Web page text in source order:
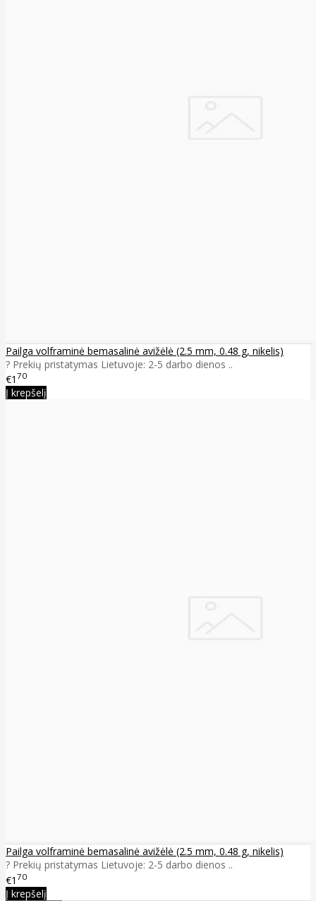
Pailga volframinė bemasalinė avižėlė (2.5 mm, 0.48 g, nikelis)
? Prekių pristatymas Lietuvoje: 2-5 darbo dienos ..
€1 70
Į krepšelį
Pailga volframinė bemasalinė avižėlė (2.5 mm, 0.48 g, nikelis)
? Prekių pristatymas Lietuvoje: 2-5 darbo dienos ..
€1 70
Į krepšelį